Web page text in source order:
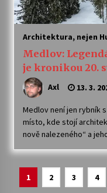
Architektura, nejen
Medlov:
je kronikou 20.
Axl 13. 3.
Medlov není jen rybník
místo, kde stojí
nově nalezeného“ a
Navigace
1 2 3 4